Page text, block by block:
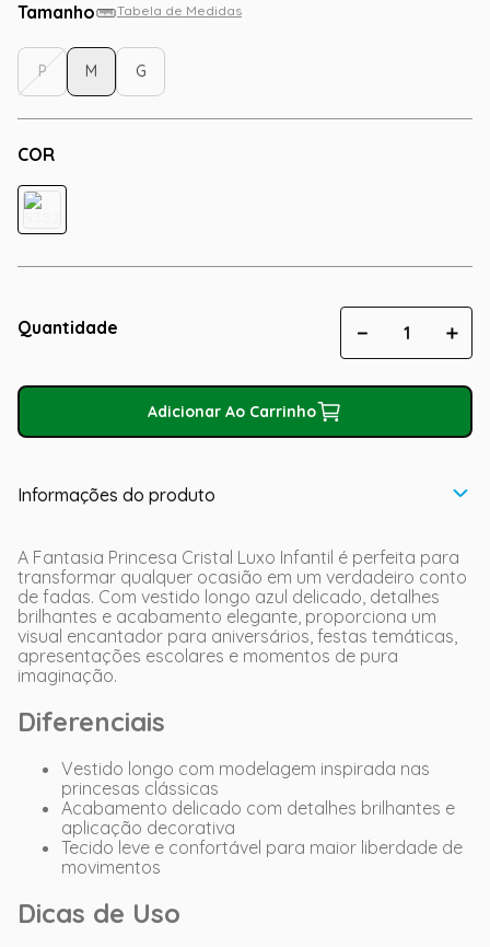
Tamanho Tabela de Medidas
COR
P M G
Quantidade ＋
－
Adicionar Ao Carrinho
Informações do produto
A Fantasia Princesa Cristal Luxo Infantil é perfeita para
transformar qualquer ocasião em um verdadeiro conto
de fadas. Com vestido longo azul delicado, detalhes
brilhantes e acabamento elegante, proporciona um
visual encantador para aniversários, festas temáticas,
apresentações escolares e momentos de pura
imaginação.
Diferenciais
Vestido longo com modelagem inspirada nas
princesas clássicas
Acabamento delicado com detalhes brilhantes e
aplicação decorativa
Tecido leve e confortável para maior liberdade de
movimentos
Dicas de Uso